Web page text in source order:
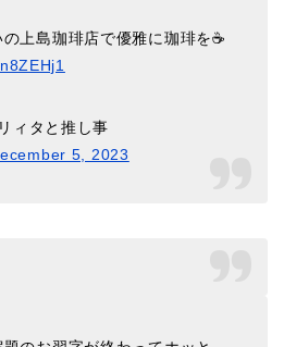
上島珈琲店で優雅に珈琲を☕️
ィタと推し事
5, 2023